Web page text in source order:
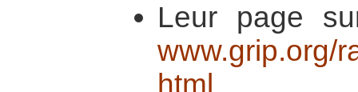
Leur page
www.grip.org/
html